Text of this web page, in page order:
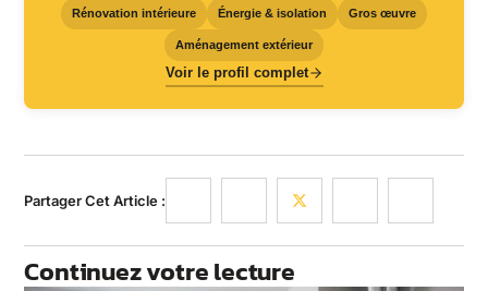
Rénovation intérieure Énergie & isolation Gros œuvre
Aménagement extérieur
Voir le profil complet
Partager Cet Article :
Continuez votre lecture